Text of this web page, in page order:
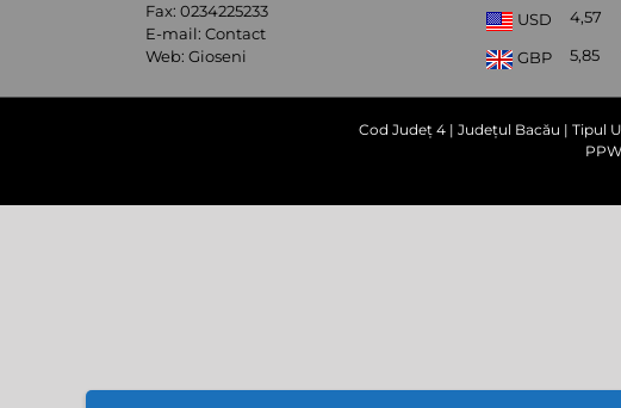
Fax: 0234225233
E-mail: Contact
Web: Gioseni
USD 4,57
GBP 5,85
Cod Județ 4 | Județul Bacău | Tipul